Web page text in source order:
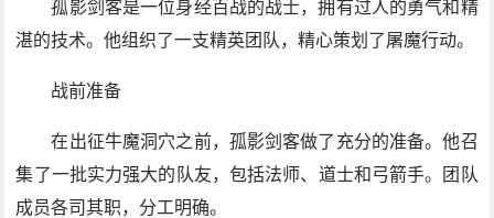
孤影剑客是一位身经百战的战士，拥有过人的勇气和精
湛的技术。他组织了一支精英团队，精心策划了屠魔行动。
战前准备
在出征牛魔洞穴之前，孤影剑客做了充分的准备。他召
集了一批实力强大的队友，包括法师、道士和弓箭手。团队
成员各司其职，分工明确。